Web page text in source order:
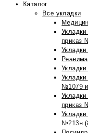
Каталог
Все укладки
приказ
№1079
приказ
№213н